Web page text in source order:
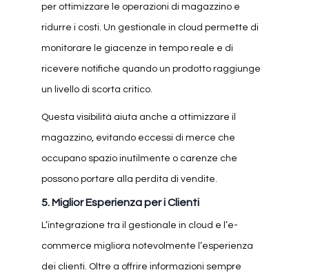
per ottimizzare le operazioni di magazzino e
ridurre i costi. Un gestionale in cloud permette di
monitorare le giacenze in tempo reale e di
ricevere notifiche quando un prodotto raggiunge
un livello di scorta critico.
Questa visibilità aiuta anche a ottimizzare il
magazzino, evitando eccessi di merce che
occupano spazio inutilmente o carenze che
possono portare alla perdita di vendite.
5. Miglior Esperienza per i Clienti
L’integrazione tra il gestionale in cloud e l’e-
commerce migliora notevolmente l’esperienza
dei clienti. Oltre a offrire informazioni sempre